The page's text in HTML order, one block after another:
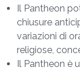
dell’omonima
racconti audio,
Francesca
Gennaro che,
questo nuovo
Il Pantheon
chiusure
variazioni di
religiose,
Il Pantheon è